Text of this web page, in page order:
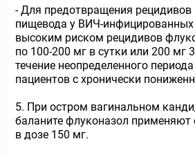
- Для предотвращения рецидивов
пищевода у ВИЧ-инфицированных
высоким риском рецидивов
по 100-200 мг в сутки или 200 мг
течение неопределенного
пациентов с хронически
5. При остром вагинальном
баланите флуконазол применяют
в дозе 150 мг.